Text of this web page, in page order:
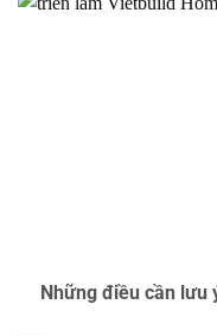
Những điều cần lưu